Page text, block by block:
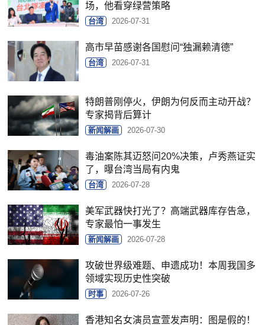
场，他看穿绿营策略
台湾 2026-07-31
高市早苗感谢各国慰问“独漏赖清德”
台湾 2026-07-31
特朗普刚停火，伊朗为何反而主动开战？
专家揭背后算计
新闻解画 2026-07-30
毒油案陈其迈怒问20%决策，卢秀燕证实
了，曝台湾当局有内鬼
台湾 2026-07-28
美军武器快打光了？高端武器库存告急，
专家最怕一事发生
新闻解画 2026-07-28
攻破世界级难题、申遗成功！本周我国多
领域实现历史性突破
时事 2026-07-26
香港知名女演员宣萱发声明：图是假的！